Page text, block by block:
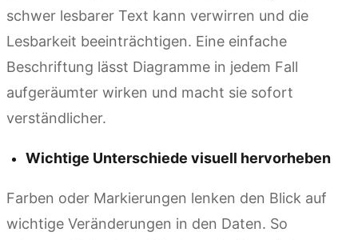
schwer lesbarer Text kann verwirren und die
Lesbarkeit beeinträchtigen. Eine einfache
Beschriftung lässt Diagramme in jedem Fall
aufgeräumter wirken und macht sie sofort
verständlicher.
Wichtige Unterschiede visuell hervorheben
Farben oder Markierungen lenken den Blick auf
wichtige Veränderungen in den Daten. So